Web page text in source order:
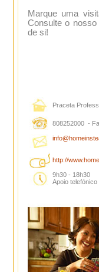
Marque uma
Consulte o
de si!
Praceta
808252000 -
http://
9h30 - 18h30
Apoio